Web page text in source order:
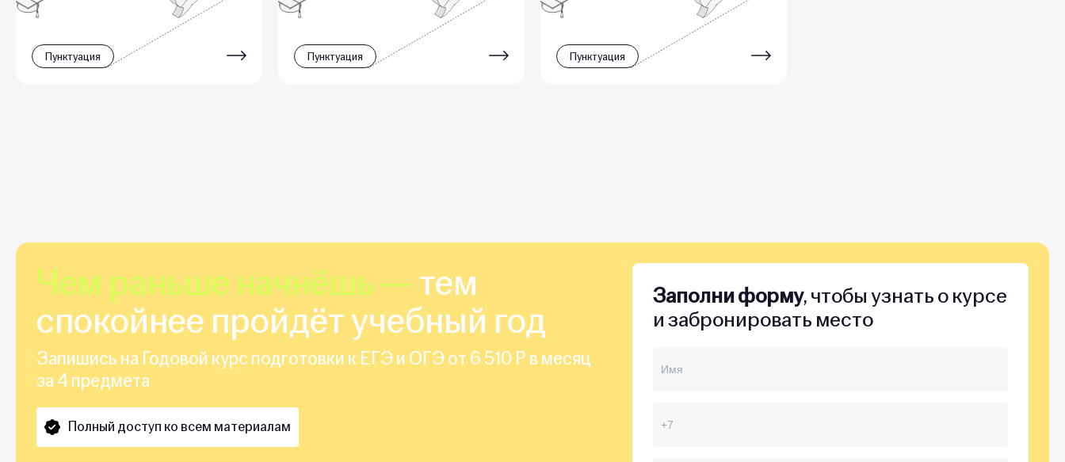
Пунктуация Пунктуация Пунктуация
Чем раньше начнёшь — тем
спокойнее пройдёт учебный год
Запишись на Годовой курс подготовки к ЕГЭ и ОГЭ от 6 510 Р в месяц
за 4 предмета
Полный доступ ко всем материалам
Заполни форму, чтобы узнать о курсе
и забронировать место